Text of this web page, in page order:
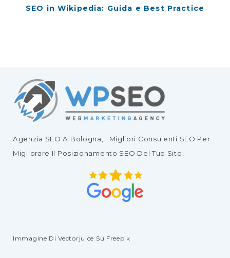
SEO in Wikipedia: Guida e Best Practice
Agenzia SEO A Bologna, I Migliori Consulenti SEO Per
Migliorare Il Posizionamento SEO Del Tuo Sito!
Immagine Di Vectorjuice Su Freepik